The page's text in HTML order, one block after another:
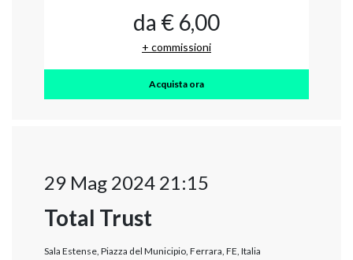
da € 6,00
+ commissioni
Acquista ora
29 Mag 2024 21:15
Total Trust
Sala Estense, Piazza del Municipio, Ferrara, FE, Italia